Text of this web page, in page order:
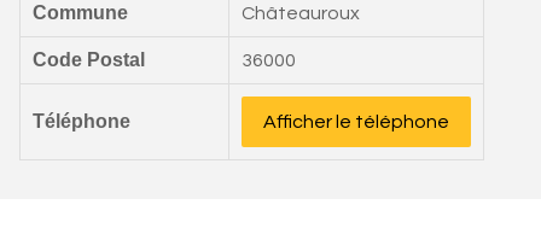
Commune Châteauroux
Code Postal 36000
Téléphone Afficher le téléphone